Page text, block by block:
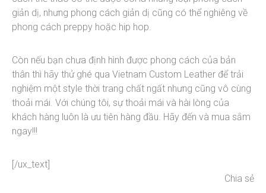
giản dị, nhưng phong cách giản dị cũng có thể nghiêng về
phong cách preppy hoặc hip hop.
Còn nếu bạn chưa định hình được phong cách của bản
thân thì hãy thử ghé qua Vietnam Custom Leather để trải
nghiệm một style thời trang chất ngất nhưng cũng vô cùng
thoải mái. Với chúng tôi, sự thoải mái và hài lòng của
khách hàng luôn là ưu tiên hàng đầu. Hãy đến và mua sắm
ngay!!!
[/ux_text]
Chia sẻ